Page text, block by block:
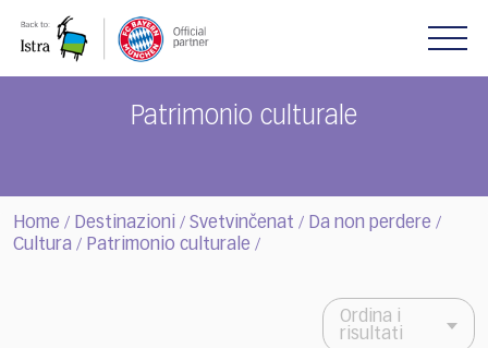
note:
Patrimonio culturale
Home / Destinazioni / Svetvinčenat / Da non perdere /
Cultura / Patrimonio culturale /
Ordina i
risultati